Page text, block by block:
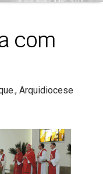
com
Arquidiocese